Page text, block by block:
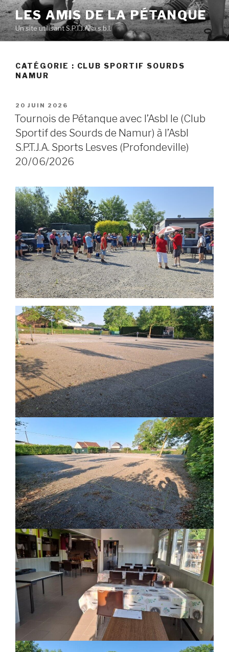
Skip
to
content
LES AMIS DE LA PÉTANQUE
Un site utilisant S.P.T.J.A. a.s.b.l.
CATÉGORIE : CLUB SPORTIF SOURDS
NAMUR
POSTED
ON
20 JUIN 2026
Tournois de Pétanque avec l’Asbl le (Club
Sportif des Sourds de Namur) à l’Asbl
S.P.T.J.A. Sports Lesves (Profondeville)
20/06/2026